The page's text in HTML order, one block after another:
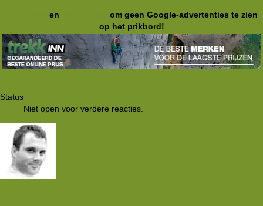
en
om geen Google-advertenties te zien
op het prikbord!
Status
Niet open voor verdere reacties.